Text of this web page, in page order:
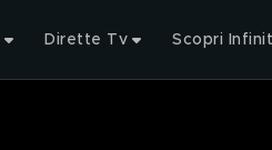
Dirette Tv Scopri